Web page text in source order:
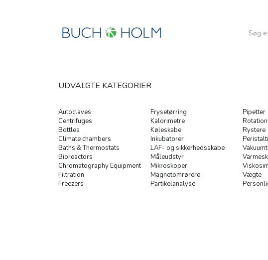
Autoclaves
Centrifuges
Bottles
Climate chambers
Baths & Thermostats
Bioreactors
Chromatography Equipment
Filtration
Freezers
Frysetørring
Kalorimetre
Køleskabe
Inkubatorer
LAF- og sikkerhedsskabe
Måleudstyr
Mikroskoper
Magnetomrørere
Partikelanalyse
Pipetter
Rystere
Vægte
UDVALGTE KATEGORIER